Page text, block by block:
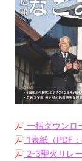
一括ダウンロ
1表紙（PDF
2-3聖火リレ